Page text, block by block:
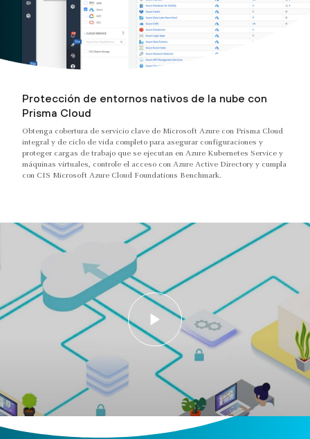
Protección de entornos nativos de la nube con
Prisma Cloud
Obtenga cobertura de servicio clave de Microsoft Azure con Prisma Cloud
integral y de ciclo de vida completo para asegurar configuraciones y
proteger cargas de trabajo que se ejecutan en Azure Kubernetes Service y
máquinas virtuales, controle el acceso con Azure Active Directory y cumpla
con CIS Microsoft Azure Cloud Foundations Benchmark.